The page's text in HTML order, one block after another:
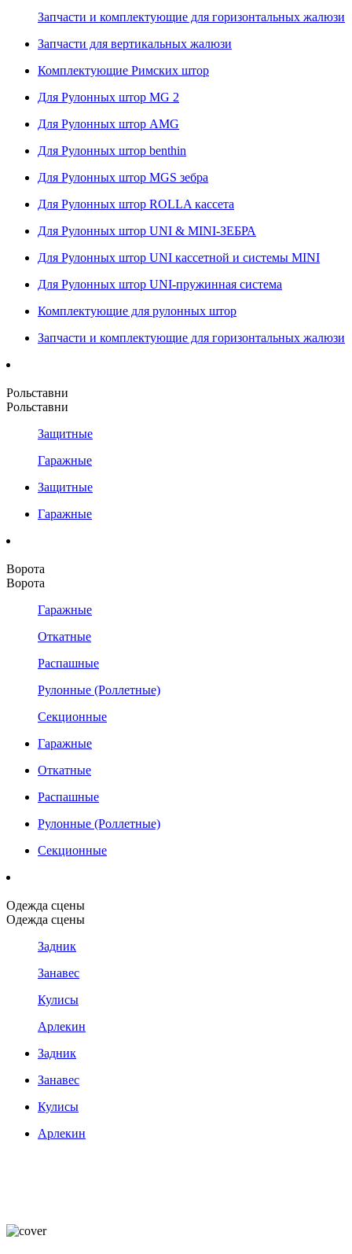
Запчасти и комплектующие для горизонтальных жалюзи
Запчасти для вертикальных жалюзи
Комплектующие Римских штор
Для Рулонных штор MG 2
Для Рулонных штор AMG
Для Рулонных штор benthin
Для Рулонных штор MGS зебра
Для Рулонных штор ROLLA кассета
Для Рулонных штор UNI & MINI-ЗЕБРА
Для Рулонных штор UNI кассетной и системы MINI
Для Рулонных штор UNI-пружинная система
Комплектующие для рулонных штор
Запчасти и комплектующие для горизонтальных жалюзи
Рольставни
Рольставни
Защитные
Гаражные
Защитные
Гаражные
Ворота
Ворота
Гаражные
Откатные
Распашные
Рулонные (Роллетные)
Секционные
Гаражные
Откатные
Распашные
Рулонные (Роллетные)
Секционные
Одежда сцены
Одежда сцены
Задник
Занавес
Кулисы
Арлекин
Задник
Занавес
Кулисы
Арлекин